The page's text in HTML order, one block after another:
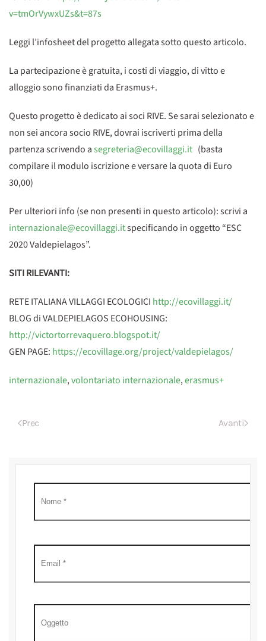
v=tmOrVywxUZs&t=87s
Leggi l’infosheet del progetto allegata sotto questo articolo.
La partecipazione è gratuita, i costi di viaggio, di vitto e
alloggio sono finanziati da Erasmus+.
Questo progetto è dedicato ai soci RIVE. Se sarai selezionato e
non sei ancora socio RIVE, dovrai iscriverti prima della
partenza scrivendo asegreteria@ecovillaggi.it (basta
compilare il modulo iscrizione e versare la quota di Euro
30,00)
Per ulteriori info (se non presenti in questo articolo): scrivi a
internazionale@ecovillaggi.itspecificando in oggetto “ESC
2020 Valdepielagos”.
SITI RILEVANTI:
RETE ITALIANA VILLAGGI ECOLOGICI http://ecovillaggi.it/
BLOG di VALDEPIELAGOS ECOHOUSING:
http://victortorrevaquero.blogspot.it/
GEN PAGE: https://ecovillage.org/project/valdepielagos/
internazionale,volontariato internazionale,erasmus+
Prec Avanti